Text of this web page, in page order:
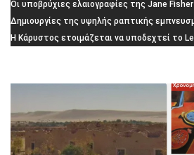
Οι υποβρύχιες ελαιογραφίες της Jane Fisher